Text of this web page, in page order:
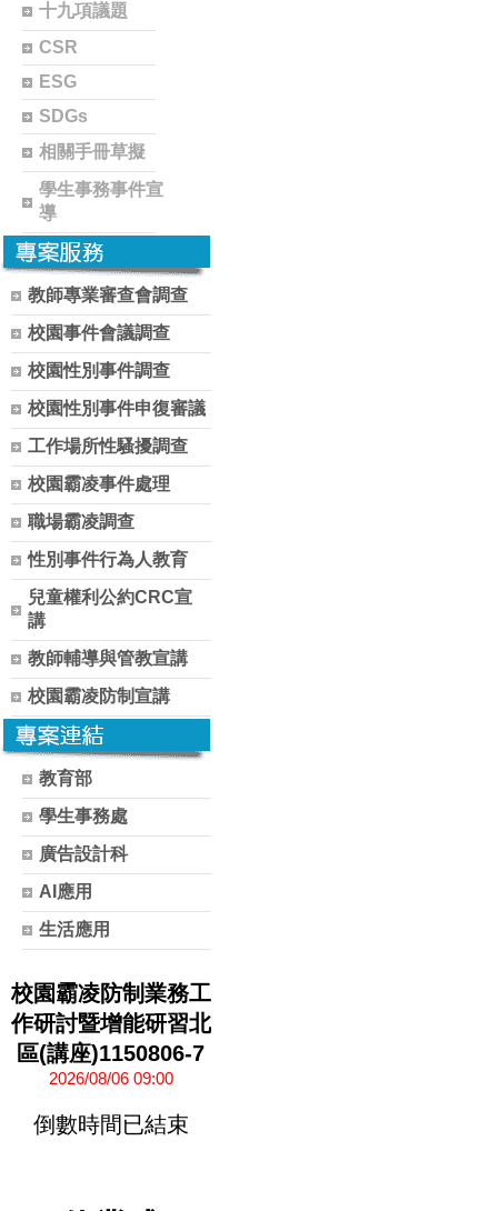
十九項議題
CSR
ESG
SDGs
相關手冊草擬
學生事務事件宣
導
教師專業審查會調查
校園事件會議調查
校園性別事件調查
校園性別事件申復審議
工作場所性騷擾調查
校園霸凌事件處理
職場霸凌調查
性別事件行為人教育
兒童權利公約CRC宣
講
教師輔導與管教宣講
校園霸凌防制宣講
教育部
學生事務處
廣告設計科
AI應用
生活應用
校園霸凌防制業務工
作研討暨增能研習北
區(講座)1150806-7
2026/08/06 09:00
倒數時間已結束